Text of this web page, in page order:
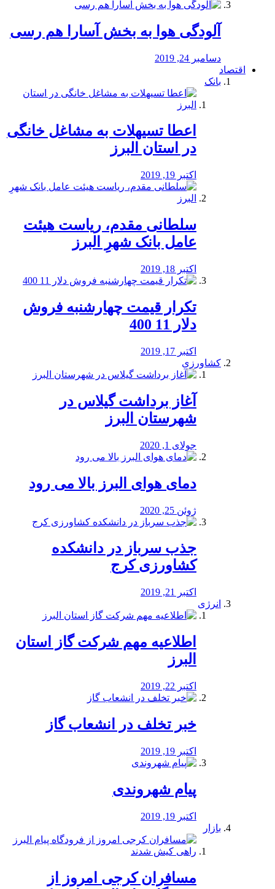
آلودگی هوا به بخش آسارا هم رسی
دسامبر 24, 2019
اقتصاد
بانک
️اعطا تسیهلات به مشاغل خانگی
در استان البرز
اکتبر 19, 2019
سلطانی مقدم، ریاست هیئت
عامل بانک شهرِ البرز
اکتبر 18, 2019
تکرار قیمت چهارشنبه فروش
دلار 11 400
اکتبر 17, 2019
کشاورزی
آغاز برداشت گیلاس در
شهرستان البرز
جولای 1, 2020
دمای هوای البرز بالا می رود
ژوئن 25, 2020
جذب سرباز در دانشکده
کشاورزی کرج
اکتبر 21, 2019
انرژی
️اطلاعیه مهم شرکت گاز استان
البرز
اکتبر 22, 2019
خبر تخلف در انشعاب گاز
اکتبر 19, 2019
پیام شهروندی
اکتبر 19, 2019
بازار
مسافران کرجی امروز از